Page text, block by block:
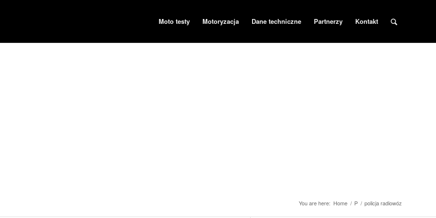
Moto testy Motoryzacja Dane techniczne Partnerzy Kontakt
You are here: Home / P / policja radiowóz